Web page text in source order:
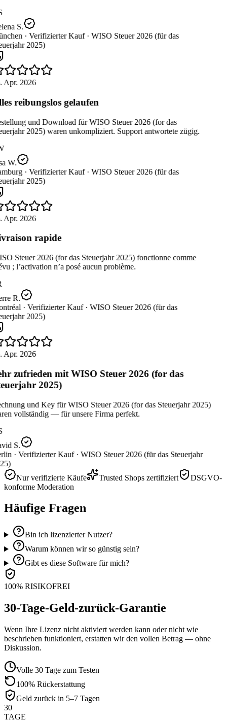
S.
· Verifizierter Kauf · WISO Steuer 2026 (für das
2025)
Apr. 2026
reibungslos gelaufen
und Download für WISO Steuer 2026 (for das
2025) waren unkompliziert. Support antwortete zügig.
W.
· Verifizierter Kauf · WISO Steuer 2026 (für das
2025)
Apr. 2026
rapide
Steuer 2026 (for das Steuerjahr 2025) fonctionne comme
; l’activation n’a posé aucun problème.
R.
· Verifizierter Kauf · WISO Steuer 2026 (für das
2025)
Apr. 2026
zufrieden mit WISO Steuer 2026 (for das
2025)
und Key für WISO Steuer 2026 (for das Steuerjahr 2025)
vollständig — für unsere Firma perfekt.
S.
· Verifizierter Kauf · WISO Steuer 2026 (für das Steuerjahr
Nur verifizierte Käufe
Trusted Shops zertifiziert
DSGVO-
konforme Moderation
Häufige Fragen
Bin ich lizenzierter Nutzer?
Warum können wir so günstig sein?
Gibt es diese Software für mich?
100% RISIKOFREI
30-Tage-Geld-zurück-Garantie
Wenn Ihre Lizenz nicht aktiviert werden kann oder nicht wie
beschrieben funktioniert, erstatten wir den vollen Betrag — ohne
Diskussion.
Volle 30 Tage zum Testen
100% Rückerstattung
Geld zurück in 5–7 Tagen
30
TAGE